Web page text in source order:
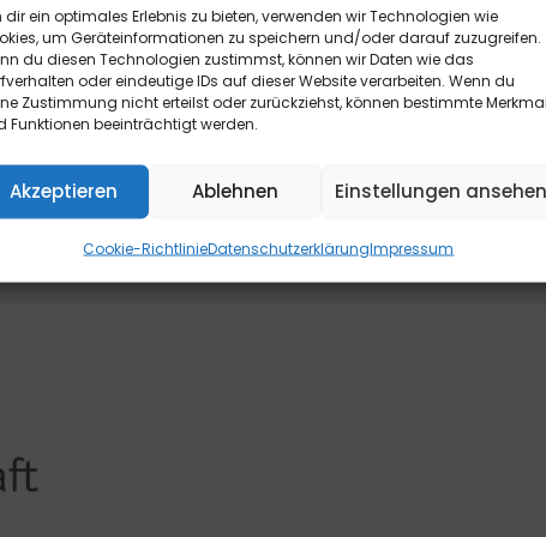
dir ein optimales Erlebnis zu bieten, verwenden wir Technologien wie
um Geräteinformationen zu speichern und/oder darauf zuzugreifen.
du diesen Technologien zustimmst, können wir Daten wie das
oder eindeutige IDs auf dieser Website verarbeiten. Wenn du
Zustimmung nicht erteilst oder zurückziehst, können bestimmte
Funktionen beeinträchtigt werden.
Akzeptieren Ablehnen Einstellungen ansehen
Cookie-RichtlinieDatenschutzerklärungImpressum
die rechtzeitige telefonische oder schriftliche Kündigung
Volmer-Straße 28, 40724 Hilden, Tel.: 02103/204-0, E-
finde Siehier.